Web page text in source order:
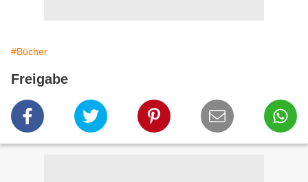
#Bücher
Freigabe